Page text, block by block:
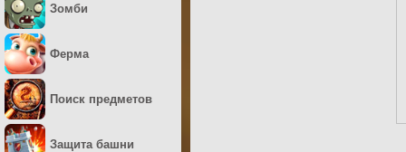
Зомби
Ферма
Поиск предметов
Защита башни